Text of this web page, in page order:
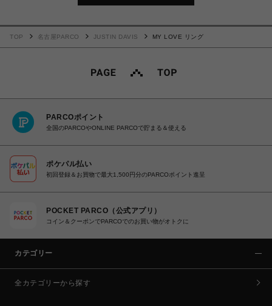
TOP 名古屋PARCO JUSTIN DAVIS MY LOVE リング
PARCOポイント
全国のPARCOやONLINE PARCOで貯まる＆使える
ポケパル払い
初回登録＆お買物で最大1,500円分のPARCOポイント進呈
POCKET PARCO（公式アプリ）
コイン＆クーポンでPARCOでのお買い物がオトクに
カテゴリー
全カテゴリーから探す